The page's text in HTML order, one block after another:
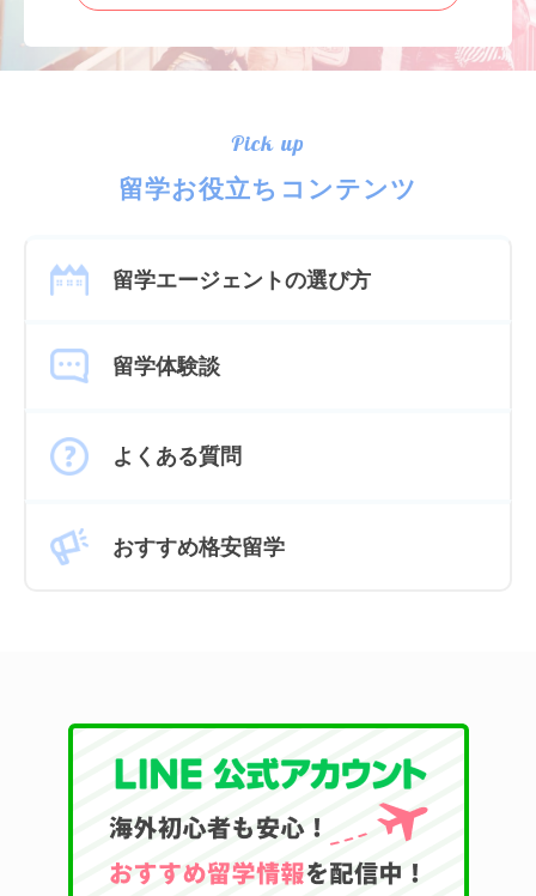
Pick up
留学お役立ちコンテンツ
留学エージェントの選び方
留学体験談
よくある質問
おすすめ格安留学